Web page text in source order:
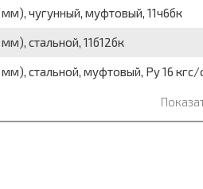
чугунный, муфтовый, 11ч6бк
стальной, 11б12бк
стальной, муфтовый, Py 16